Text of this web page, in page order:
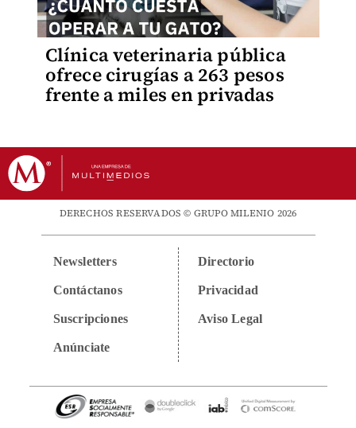
Clínica veterinaria pública
ofrece cirugías a 263 pesos
frente a miles en privadas
DERECHOS RESERVADOS © GRUPO MILENIO 2026
Newsletters
Contáctanos
Suscripciones
Anúnciate
Directorio
Privacidad
Aviso Legal